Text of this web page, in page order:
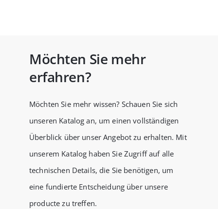
Möchten Sie mehr
erfahren?
Möchten Sie mehr wissen? Schauen Sie sich
unseren Katalog an, um einen vollständigen
Überblick über unser Angebot zu erhalten. Mit
unserem Katalog haben Sie Zugriff auf alle
technischen Details, die Sie benötigen, um
eine fundierte Entscheidung über unsere
producte zu treffen.